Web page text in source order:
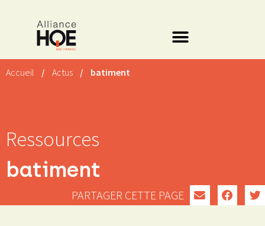
Accueil / Actus / batiment
Ressources
batiment
PARTAGER CETTE PAGE